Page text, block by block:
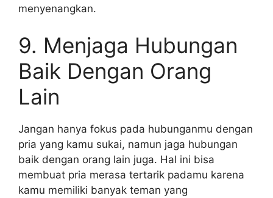
menyenangkan.
9. Menjaga Hubungan
Baik Dengan Orang
Lain
Jangan hanya fokus pada hubunganmu dengan
pria yang kamu sukai, namun jaga hubungan
baik dengan orang lain juga. Hal ini bisa
membuat pria merasa tertarik padamu karena
kamu memiliki banyak teman yang